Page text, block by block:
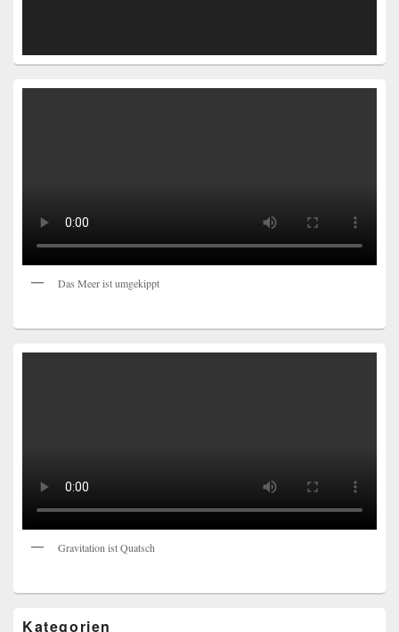
Das Meer ist umgekippt
Gravitation ist Quatsch
Kategorien